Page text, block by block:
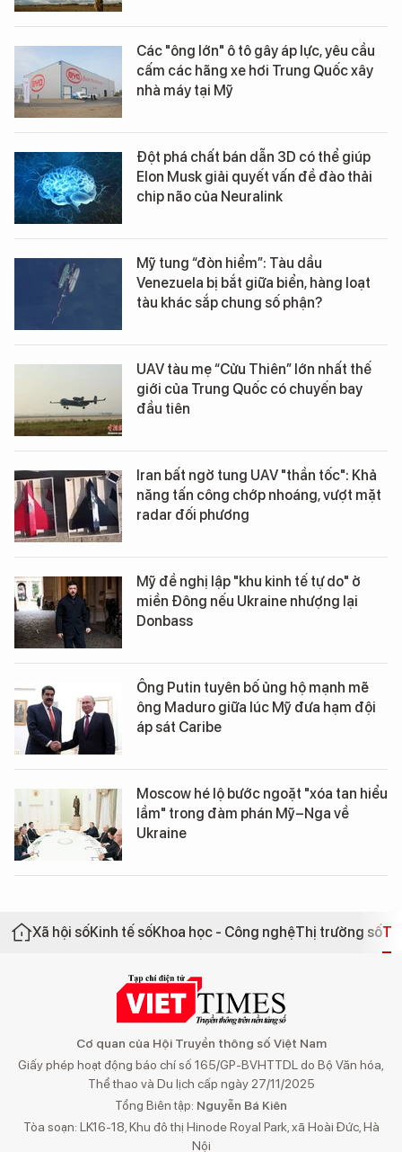
Các "ông lớn" ô tô gây áp lực, yêu cầu
cấm các hãng xe hơi Trung Quốc xây
nhà máy tại Mỹ
Đột phá chất bán dẫn 3D có thể giúp
Elon Musk giải quyết vấn đề đào thải
chip não của Neuralink
Mỹ tung “đòn hiểm”: Tàu dầu
Venezuela bị bắt giữa biển, hàng loạt
tàu khác sắp chung số phận?
UAV tàu mẹ “Cửu Thiên” lớn nhất thế
giới của Trung Quốc có chuyến bay
đầu tiên
Iran bất ngờ tung UAV "thần tốc": Khả
năng tấn công chớp nhoáng, vượt mặt
radar đối phương
Mỹ đề nghị lập "khu kinh tế tự do" ở
miền Đông nếu Ukraine nhượng lại
Donbass
Ông Putin tuyên bố ủng hộ mạnh mẽ
ông Maduro giữa lúc Mỹ đưa hạm đội
áp sát Caribe
Moscow hé lộ bước ngoặt "xóa tan hiểu
lầm" trong đàm phán Mỹ–Nga về
Ukraine
Xã hội sốKinh tế sốKhoa học - Công nghệThị trường số
Cơ quan của Hội Truyền thông số Việt Nam
Giấy phép hoạt động báo chí số 165/GP-BVHTTDL do Bộ Văn hóa,
Thể thao và Du lịch cấp ngày 27/11/2025
Tổng Biên tập: Nguyễn Bá Kiên
Tòa soạn: LK16-18, Khu đô thị Hinode Royal Park, xã Hoài Đức, Hà
Nội